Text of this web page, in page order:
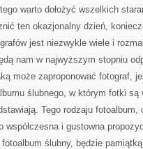
warto dołożyć wszelkich
ten okazjonalny dzień,
jest niezwykle wiele i
nam w najwyższym stopniu
może zaproponować fotograf,
ślubnego, w którym fotki
Tego rodzaju fotoalbum,
współczesna i gustowna
ślubny, będzie